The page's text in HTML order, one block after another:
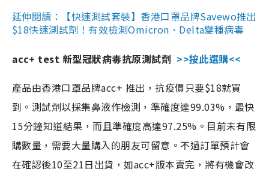
延伸閱讀：【快速測試套裝】香港口罩品牌Savewo推出
$18快速測試劑！有效檢測Omicron、Delta變種病毒
acc+ test 新型冠狀病毒抗原測試劑 >>按此選購<<
產品由香港口罩品牌acc+ 推出，抗疫價只要$18就買
到。測試劑以採集鼻液作檢測，準確度達99.03%，最快
15分鐘知道結果，而且準確度高達97.25%。目前未有限
購數量，需要大量購入的朋友可留意。不過訂單預計會
在確認後10至21日出貨，如acc+版本賣完，將有機會改